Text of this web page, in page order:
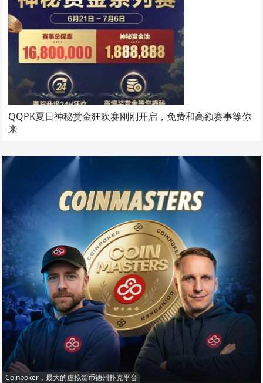
QQPK夏日神秘赏金狂欢赛刚刚开启，免费和高额赛事等你
来
Coinpoker，最大的虚拟货币德州扑克平台